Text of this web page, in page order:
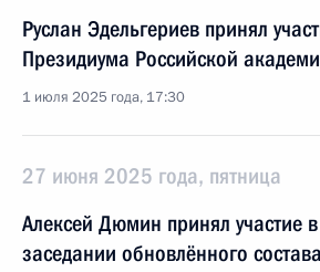
Руслан Эдельгериев принял
Президиума Российской
1 июля 2025 года, 17:30
27 июня 2025 года, пятница
Алексей Дюмин принял участие
заседании обновлённого